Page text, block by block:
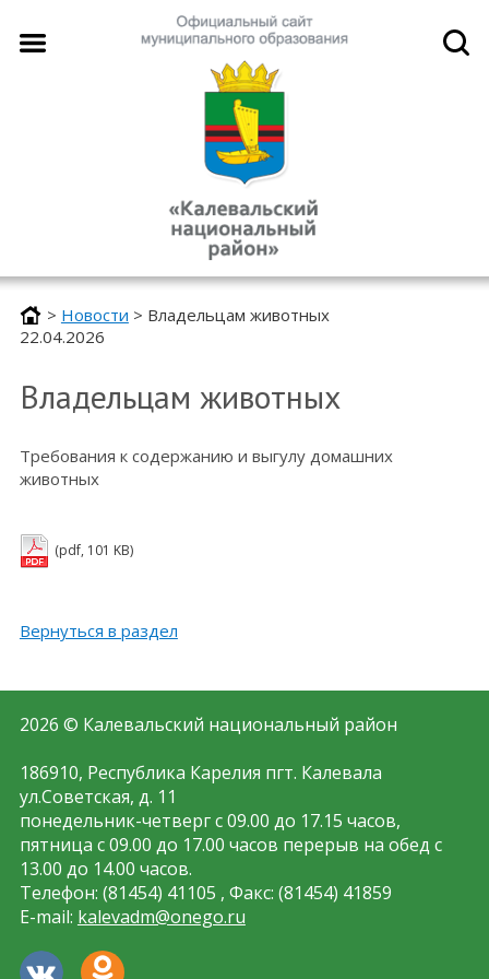
> Новости > Владельцам животных
22.04.2026
Владельцам животных
Требования к содержанию и выгулу домашних
животных
(pdf, 101 KB)
Вернуться в раздел
2026 © Калевальский национальный район
186910, Республика Карелия пгт. Калевала
ул.Советская, д. 11
понедельник-четверг с 09.00 до 17.15 часов,
пятница с 09.00 до 17.00 часов перерыв на обед с
13.00 до 14.00 часов.
Телефон: (81454) 41105 , Факс: (81454) 41859
E-mail: kalevadm@onego.ru